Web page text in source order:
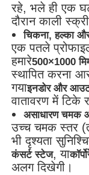
एसएमडी एलईडी
आउटडोर एलईडी
आउटडोर एलईडी
रहे, भले ही एक
दौरान काली
चिकना, हल्का
एक पतले
हमारे500×1000
स्थापित करना
गयाइनडोर और
वातावरण में टिके
असाधारण चमक
उच्च चमक स्तर
भी दृश्यता
कंसर्ट स्टेज, या
अलग दिखेगी।